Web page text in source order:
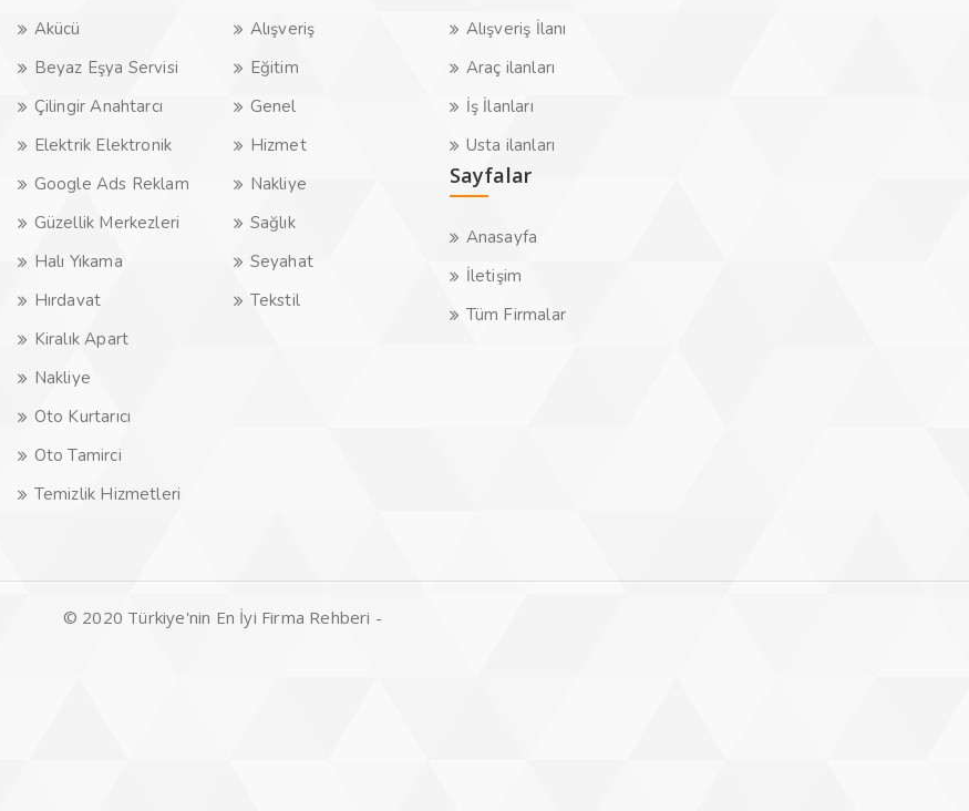
Akücü
Beyaz Eşya Servisi
Çilingir Anahtarcı
Elektrik Elektronik
Google Ads Reklam
Güzellik Merkezleri
Halı Yıkama
Hırdavat
Kiralık Apart
Nakliye
Oto Kurtarıcı
Oto Tamirci
Temizlik Hizmetleri
Alışveriş
Eğitim
Genel
Hizmet
Nakliye
Sağlık
Seyahat
Tekstil
Alışveriş İlanı
Araç ilanları
İş İlanları
Usta ilanları
Sayfalar
Anasayfa
İletişim
Tüm Firmalar
© 2020 Türkiye'nin En İyi Firma Rehberi -